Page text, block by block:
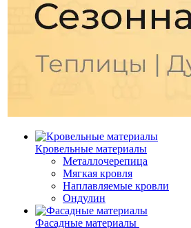
Кровельные материалы
Металлочерепица
Мягкая кровля
Наплавляемые кровли
Ондулин
Фасадные материалы